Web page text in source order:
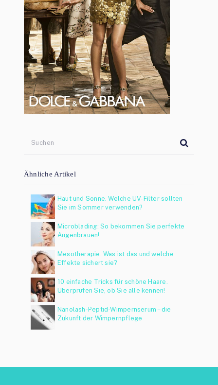
Ähnliche Artikel
Haut und Sonne. Welche UV-Filter sollten
Sie im Sommer verwenden?
Microblading: So bekommen Sie perfekte
Augenbrauen!
Mesotherapie: Was ist das und welche
Effekte sichert sie?
10 einfache Tricks für schöne Haare.
Überprüfen Sie, ob Sie alle kennen!
Nanolash-Peptid-Wimpernserum – die
Zukunft der Wimpernpflege